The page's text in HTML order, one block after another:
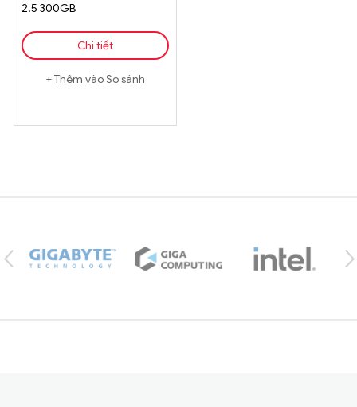
2.5 300GB
Chi tiết
Thêm vào So sánh